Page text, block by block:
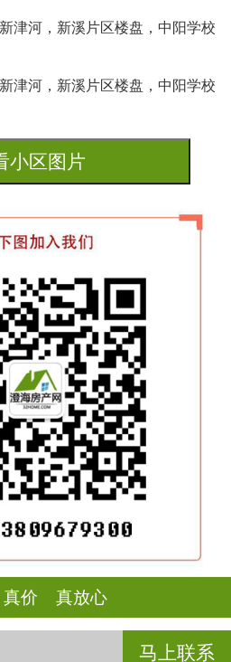
马上联系
津河，新溪片区楼盘，中阳学校
津河，新溪片区楼盘，中阳学校
价 真放心